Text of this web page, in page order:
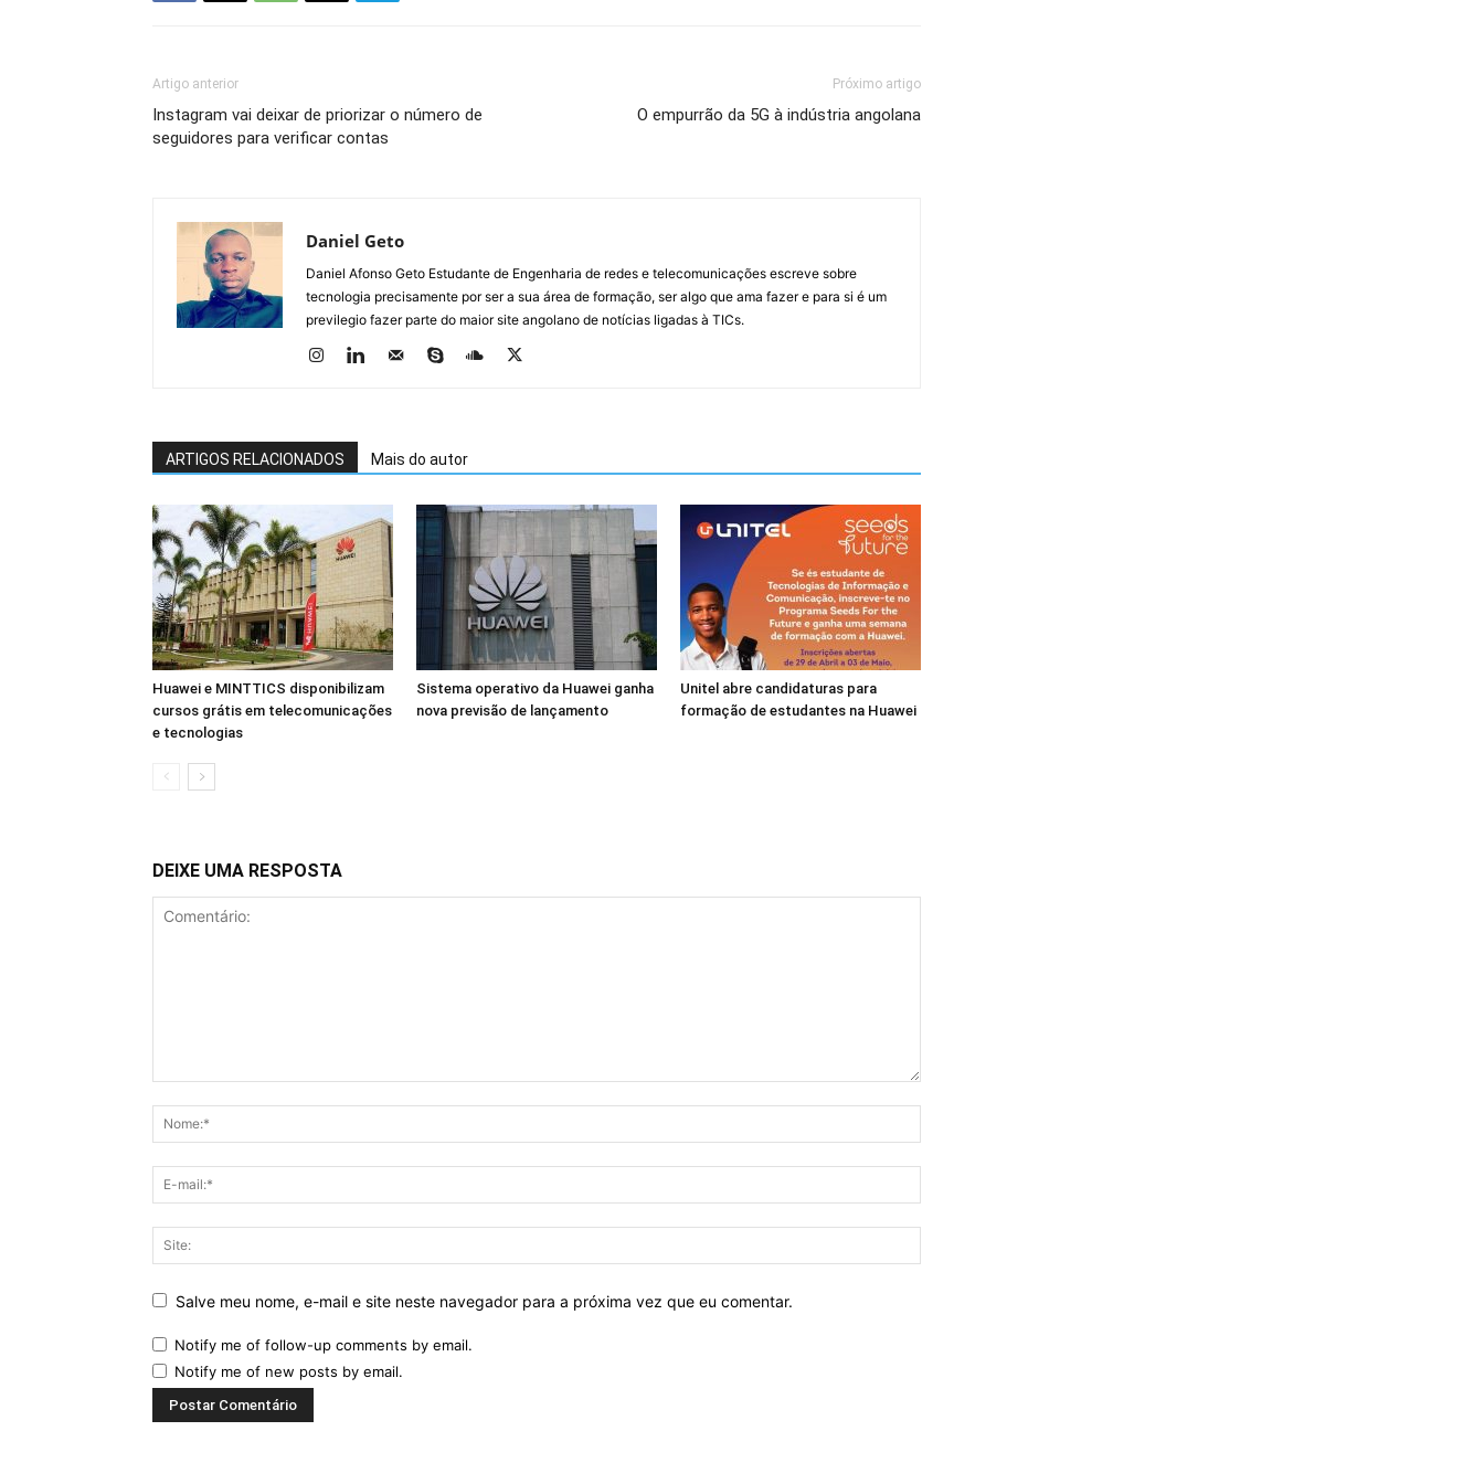
Artigo anterior
Instagram vai deixar de priorizar o número de
seguidores para verificar contas
Próximo artigo
O empurrão da 5G à indústria angolana
Daniel Geto
Daniel Afonso Geto Estudante de Engenharia de redes e telecomunicações escreve sobre
tecnologia precisamente por ser a sua área de formação, ser algo que ama fazer e para si é um
previlegio fazer parte do maior site angolano de notícias ligadas à TICs.
ARTIGOS RELACIONADOS Mais do autor
Huawei e MINTTICS disponibilizam
cursos grátis em telecomunicações
e tecnologias
Sistema operativo da Huawei ganha
nova previsão de lançamento
Unitel abre candidaturas para
formação de estudantes na Huawei
DEIXE UMA RESPOSTA
Salve meu nome, e-mail e site neste navegador para a próxima vez que eu comentar.
Notify me of follow-up comments by email.
Notify me of new posts by email.